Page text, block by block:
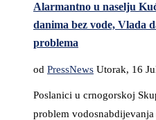
Alarmantno u naselju
danima bez vode, Vlada
problema
od PressNews Utorak, 16
Poslanici u crnogorskoj
problem